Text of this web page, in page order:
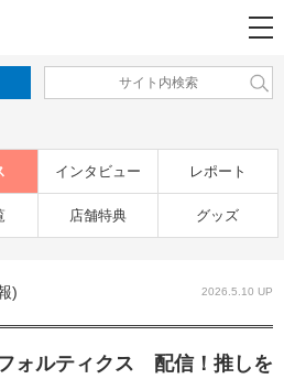
インタビュー レポート
店舗特典 グッズ
) 2026.5.10 UP
ォルティクス 配信！推しを